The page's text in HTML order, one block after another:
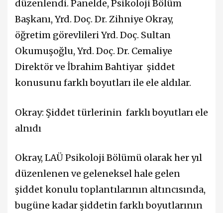
düzenlendi. Panelde, Psikoloji Bölüm
Başkanı, Yrd. Doç. Dr. Zihniye Okray,
öğretim görevlileri Yrd. Doç. Sultan
Okumuşoğlu, Yrd. Doç. Dr. Cemaliye
Direktör ve İbrahim Bahtiyar şiddet
konusunu farklı boyutları ile ele aldılar.
Okray: Şiddet türlerinin farklı boyutları ele
alnıdı
Okray, LAÜ Psikoloji Bölümü olarak her yıl
düzenlenen ve geleneksel hale gelen
şiddet konulu toplantılarının altıncısında,
bugüne kadar şiddetin farklı boyutlarının